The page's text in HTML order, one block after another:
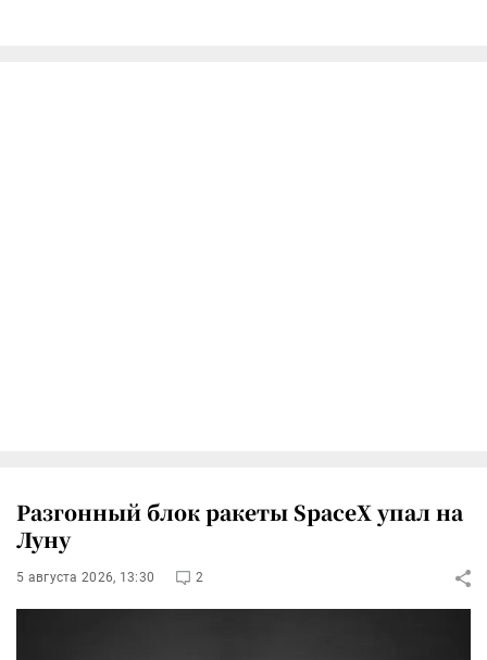
Разгонный блок ракеты SpaceX упал на
Луну
5 августа 2026, 13:30 2